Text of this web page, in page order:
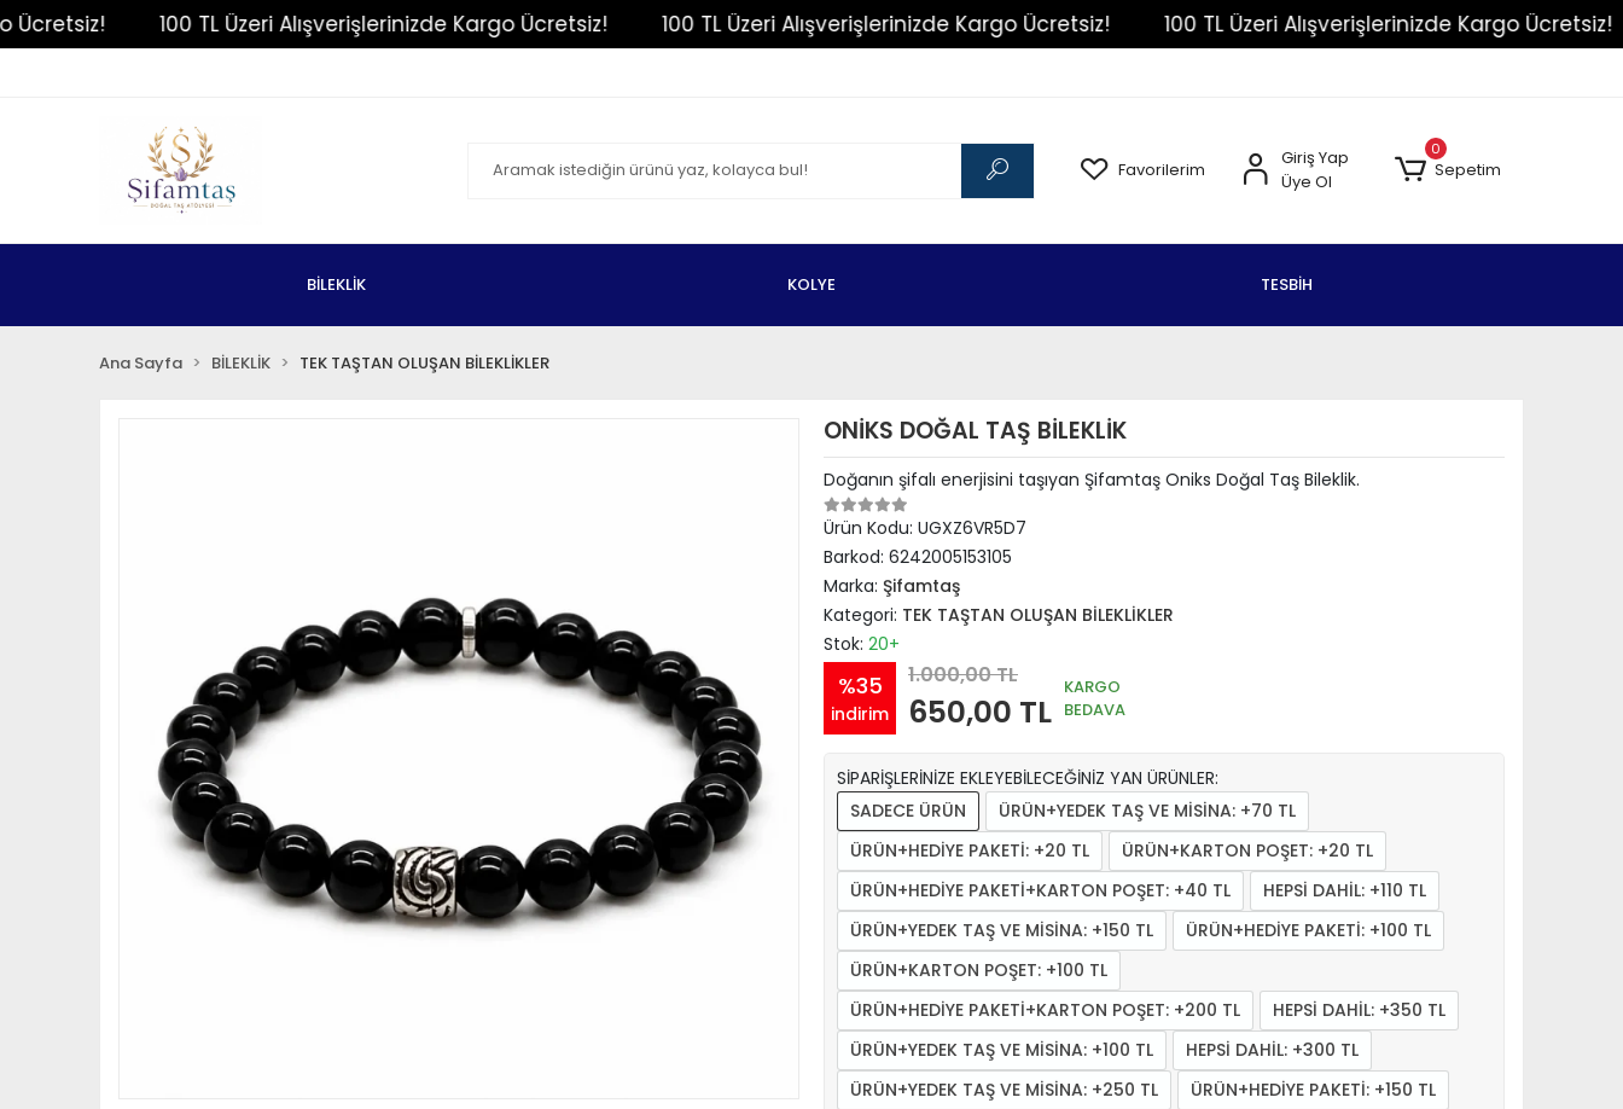
100 TL Üzeri Alışverişlerinizde Kargo Ücretsiz! 100 TL Üzeri Alışverişlerinizde Kargo Ücretsiz! 100 TL Üzeri Alışverişlerinizde Kargo Ücretsiz!
Favorilerim
Giriş Yap
Üye Ol
0
Sepetim
BİLEKLİK KOLYE TESBİH
Ana Sayfa BİLEKLİK TEK TAŞTAN OLUŞAN BİLEKLİKLER
ONİKS DOĞAL TAŞ BİLEKLİK
Doğanın şifalı enerjisini taşıyan Şifamtaş Oniks Doğal Taş Bileklik.
Ürün Kodu: UGXZ6VR5D7
Barkod: 6242005153105
Marka: Şifamtaş
Kategori: TEK TAŞTAN OLUŞAN BİLEKLİKLER
Stok: 20+
%35
indirim
1.000,00 TL
650,00 TL
KARGO
BEDAVA
SİPARİŞLERİNİZE EKLEYEBİLECEĞİNİZ YAN ÜRÜNLER:
SADECE ÜRÜN
ÜRÜN+YEDEK TAŞ VE MİSİNA: +70 TL
ÜRÜN+HEDİYE PAKETİ: +20 TL
ÜRÜN+KARTON POŞET: +20 TL
ÜRÜN+HEDİYE PAKETİ+KARTON POŞET: +40 TL
HEPSİ DAHİL: +110 TL
ÜRÜN+YEDEK TAŞ VE MİSİNA: +150 TL
ÜRÜN+HEDİYE PAKETİ: +100 TL
ÜRÜN+KARTON POŞET: +100 TL
ÜRÜN+HEDİYE PAKETİ+KARTON POŞET: +200 TL
HEPSİ DAHİL: +350 TL
ÜRÜN+YEDEK TAŞ VE MİSİNA: +100 TL
HEPSİ DAHİL: +300 TL
ÜRÜN+YEDEK TAŞ VE MİSİNA: +250 TL
ÜRÜN+HEDİYE PAKETİ: +150 TL